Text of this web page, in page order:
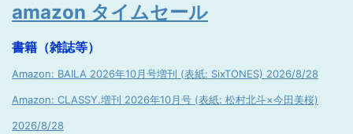
amazon タイムセール
書籍（雑誌等）
Amazon: BAILA 2026年10月号増刊 (表紙: SixTONES) 2026/8/28
Amazon: CLASSY.増刊 2026年10月号 (表紙: 松村北斗×今田美桜)
2026/8/28